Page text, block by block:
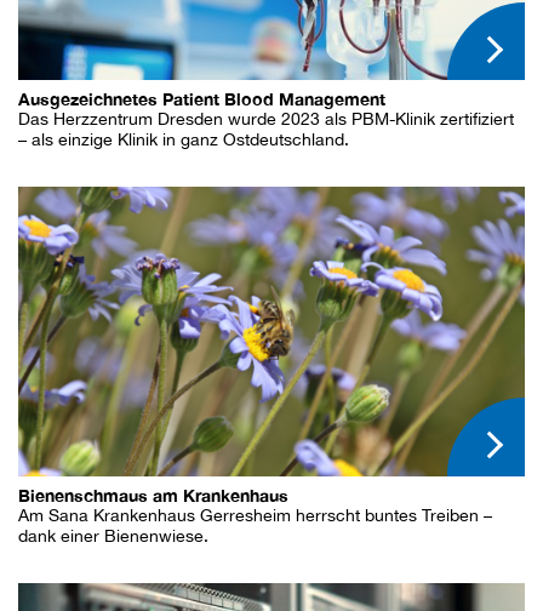
Ausgezeichnetes Patient Blood Management
Das Herzzentrum Dresden wurde 2023 als PBM-Klinik zertifiziert
– als einzige Klinik in ganz Ostdeutschland.
Bienenschmaus am Krankenhaus
Am Sana Krankenhaus Gerresheim herrscht buntes Treiben –
dank einer Bienenwiese.